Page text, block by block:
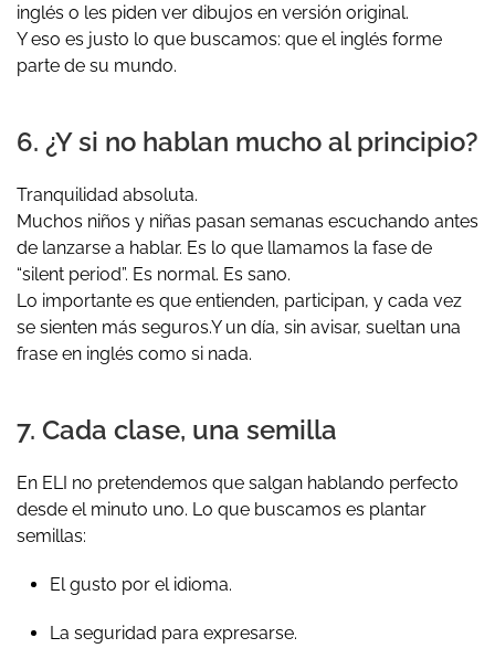
inglés o les piden ver dibujos en versión original.
Y eso es justo lo que buscamos: que el inglés forme
parte de su mundo.
6. ¿Y si no hablan mucho al principio?
Tranquilidad absoluta.
Muchos niños y niñas pasan semanas escuchando antes
de lanzarse a hablar. Es lo que llamamos la fase de
“silent period”. Es normal. Es sano.
Lo importante es que entienden, participan, y cada vez
se sienten más seguros.Y un día, sin avisar, sueltan una
frase en inglés como si nada.
7. Cada clase, una semilla
En ELI no pretendemos que salgan hablando perfecto
desde el minuto uno. Lo que buscamos es plantar
semillas:
El gusto por el idioma.
La seguridad para expresarse.